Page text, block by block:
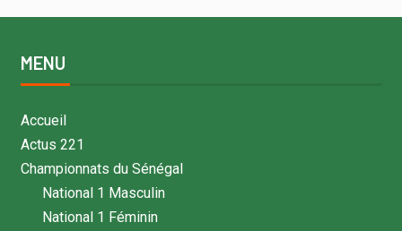
MENU
Accueil
Actus 221
Championnats du Sénégal
National 1 Masculin
National 1 Féminin